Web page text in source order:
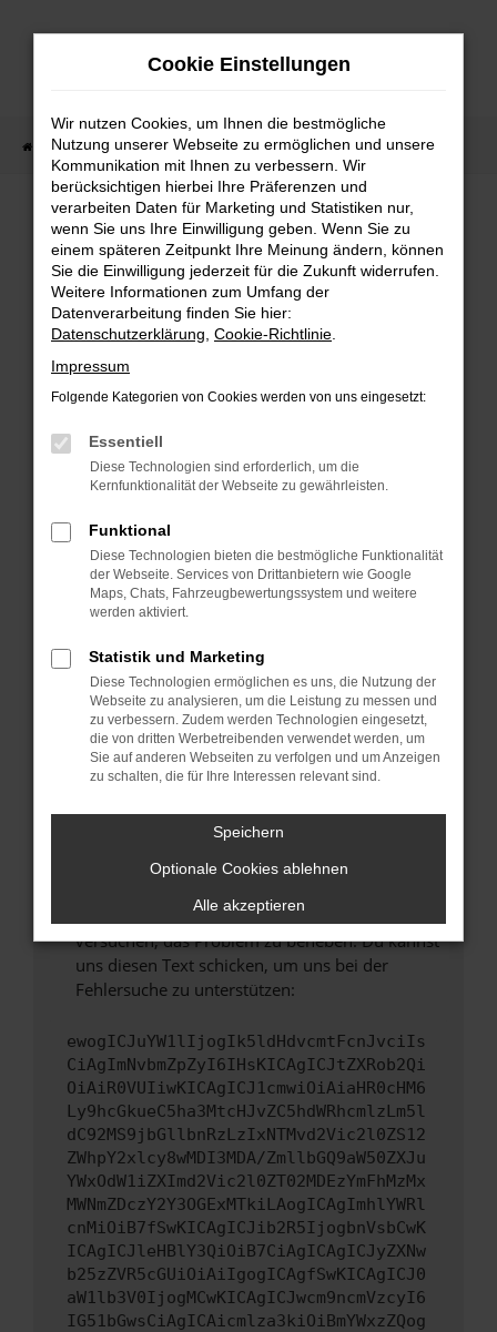
Zum
Startseite Fahrzeugverkauf Fahrzeug-Showroom
FEHLER: NETWORK ERROR
Beim Laden ist ein Fehler aufgetreten.
Hier sind ein paar Tipps, die dir helfen können:
Überprüfe deine Firewall und deine
Internetverbindung.
Laden andere Webseiten, zum Beispiel deine
Prüfe deine Browsererweiterungen.
Manche Erweiterungen, wie Werbeblocker,
verhindern. Funktioniert die Seite in einem
anderen Browser oder in einem privaten
Fenster?
Starte dein Gerät neu.
Probleme zu beheben.
Stelle sicher, dass dein Browser und dein
Betriebssystem auf dem neuesten Stand
sind.
Veraltete Software birgt nicht nur ein
Sicherheitsrisiko, sondern kann auch dazu
führen, dass bestimmte Funktionen nicht mehr
unterstützt werden.
Wende dich an den Webseitenbetreiber.
hast, kontaktiere uns bitte. Wir werden
versuchen, das Problem zu beheben. Du kannst
uns diesen Text schicken, um uns bei der
Fehlersuche zu unterstützen:
ewogICJuYW1lIjogIk5ldHdvcmtFcnJvciIs
CiAgImNvbmZpZyI6IHsKICAgICJtZXRob2Qi
OiAiR0VUIiwKICAgICJ1cmwiOiAiaHR0cHM6
Ly9hcGkueC5ha3MtcHJvZC5hdWRhcmlzLm5l
dC92MS9jbGllbnRzLzIxNTMvd2Vic2l0ZS12
ZWhpY2xlcy8wMDI3MDA/ZmllbGQ9aW50ZXJu
YWxOdW1iZXImd2Vic2l0ZT02MDEzYmFhMzMx
MWNmZDczY2Y3OGExMTkiLAogICAgImhlYWRl
cnMiOiB7fSwKICAgICJib2R5IjogbnVsbCwK
ICAgICJleHBlY3QiOiB7CiAgICAgICJyZXNw
b25zZVR5cGUiOiAiIgogICAgfSwKICAgICJ0
aW1lb3V0IjogMCwKICAgICJwcm9ncmVzcyI6
IG51bGwsCiAgICAicmlza3kiOiBmYWxzZQog
Cookie Einstellungen
Wir nutzen Cookies, um Ihnen die bestmögliche
Nutzung unserer Webseite zu ermöglichen und unsere
Kommunikation mit Ihnen zu verbessern. Wir
berücksichtigen hierbei Ihre Präferenzen und
verarbeiten Daten für Marketing und Statistiken nur,
wenn Sie uns Ihre Einwilligung geben. Wenn Sie zu
einem späteren Zeitpunkt Ihre Meinung ändern, können
Sie die Einwilligung jederzeit für die Zukunft widerrufen.
Weitere Informationen zum Umfang der
Datenverarbeitung finden Sie hier:
Datenschutzerklärung Cookie-Richtlinie
Impressum
Folgende Kategorien von Cookies werden von uns eingesetzt:
Essentiell
Diese Technologien sind erforderlich, um die
Kernfunktionalität der Webseite zu gewährleisten.
Funktional
Diese Technologien bieten die bestmögliche Funktionalität
der Webseite. Services von Drittanbietern wie Google
Maps, Chats, Fahrzeugbewertungssystem und weitere
werden aktiviert.
Statistik und Marketing
Diese Technologien ermöglichen es uns, die Nutzung der
Webseite zu analysieren, um die Leistung zu messen und
zu verbessern. Zudem werden Technologien eingesetzt,
die von dritten Werbetreibenden verwendet werden, um
Sie auf anderen Webseiten zu verfolgen und um Anzeigen
zu schalten, die für Ihre Interessen relevant sind.
Speichern
Optionale Cookies ablehnen
Alle akzeptieren